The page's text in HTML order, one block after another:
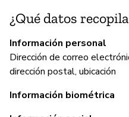
¿Qué datos
Información personal
Dirección de correo
dirección postal, ubicación
Información biométrica